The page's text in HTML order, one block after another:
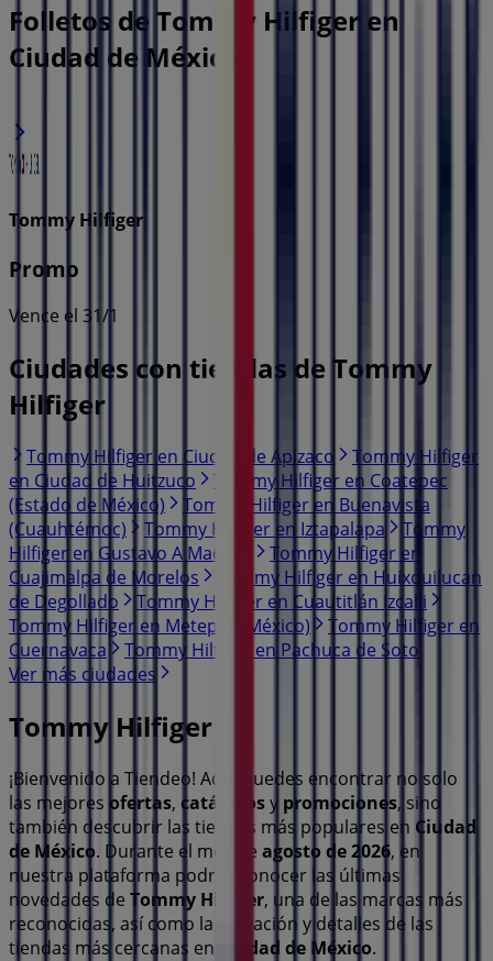
Folletos de Tommy Hilfiger en
Ciudad de México
Tommy Hilfiger
Promo
Vence el 31/1
Ciudades con tiendas de Tommy
Hilfiger
Tommy Hilfiger en Ciudad de Apizaco
Tommy Hilfiger
en Ciudad de Huitzuco
Tommy Hilfiger en Coatepec
(Estado de México)
Tommy Hilfiger en Buenavista
(Cuauhtémoc)
Tommy Hilfiger en Iztapalapa
Tommy
Hilfiger en Gustavo A Madero
Tommy Hilfiger en
Cuajimalpa de Morelos
Tommy Hilfiger en Huixquilucan
de Degollado
Tommy Hilfiger en Cuautitlán Izcalli
Tommy Hilfiger en Metepec (México)
Tommy Hilfiger en
Cuernavaca
Tommy Hilfiger en Pachuca de Soto
Ver más ciudades
Tommy Hilfiger
¡Bienvenido a Tiendeo! Aquí puedes encontrar no solo
las mejores ofertas, catálogosy promociones, sino
también descubrir las tiendas más populares en Ciudad
de México. Durante el mes de agosto de 2026, en
nuestra plataforma podrás conocer las últimas
novedades de Tommy Hilfiger, una de las marcas más
reconocidas, así como la ubicación y detalles de las
tiendas más cercanas en
Ciudad de México.